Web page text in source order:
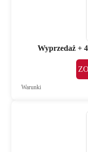
Wyprzedaż +
Warunki